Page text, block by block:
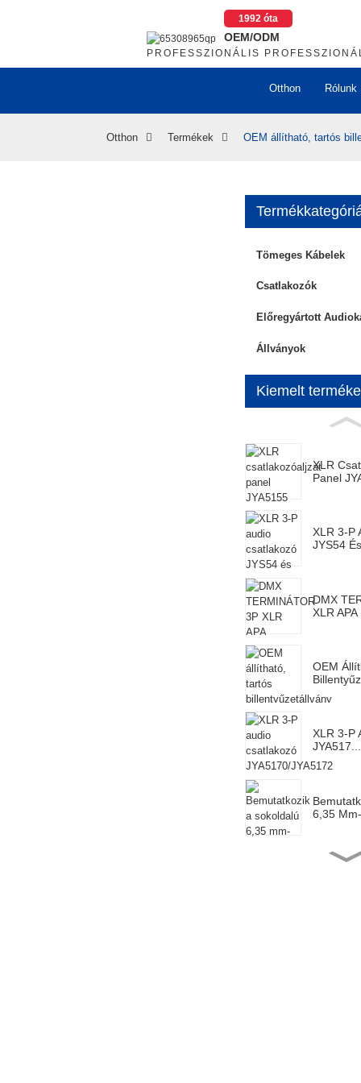
1992 óta
OEM/ODM
PROFESSZIONÁLIS
Otthon Rólunk
Otthon Termékek OEM állítható, tartós
Tömeges Kábelek
Csatlakozók
Előregyártott
Állványok
Kiemelt
XLR
Panel
XLR 3-P
JYS54
DMX
XLR APA
OEM
XLR 3-P
JYA517...
6,35
6,35